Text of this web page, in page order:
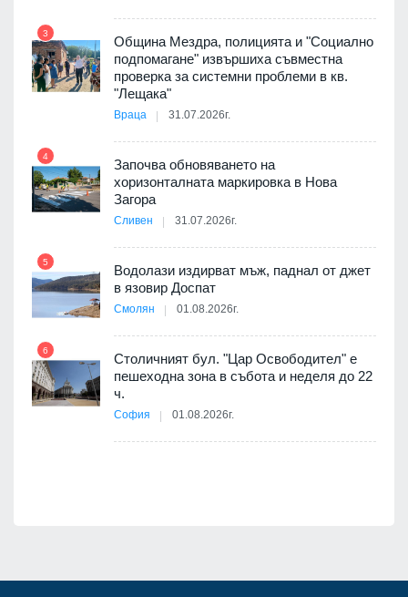
3
Община Мездра, полицията и "Социално
подпомагане" извършиха съвместна
проверка за системни проблеми в кв.
"Лещака"
Враца 31.07.2026г.
4
Започва обновяването на
хоризонталната маркировка в Нова
Загора
Сливен 31.07.2026г.
5
Водолази издирват мъж, паднал от джет
в язовир Доспат
Смолян 01.08.2026г.
6
Столичният бул. "Цар Освободител" е
пешеходна зона в събота и неделя до 22
ч.
София 01.08.2026г.